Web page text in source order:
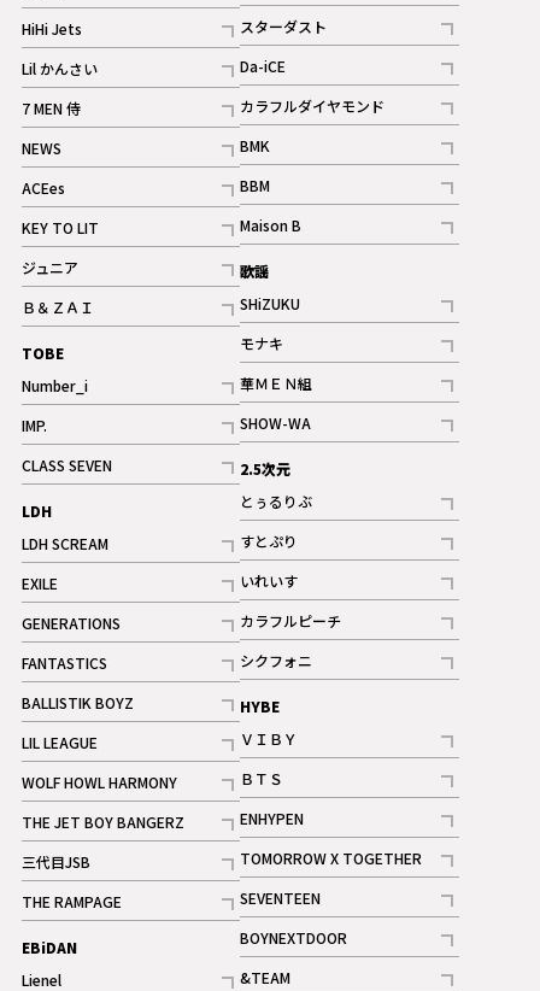
記事
HiHi Jets
記事
Lil かんさい
記事
7 MEN 侍
記事
NEWS
記事
ACEes
記事
KEY TO LIT
記事
ジュニア
記事
Ｂ＆ＺＡＩ
記事
TOBE
Number_i
記事
IMP.
記事
CLASS SEVEN
記事
LDH
LDH SCREAM
記事
EXILE
記事
GENERATIONS
記事
FANTASTICS
記事
BALLISTIK BOYZ
記事
LIL LEAGUE
記事
WOLF HOWL HARMONY
記事
THE JET BOY BANGERZ
記事
三代目JSB
記事
THE RAMPAGE
記事
ギャラリー
EBiDAN
Lienel
記事
ギャラリー
スターダスト
記事
Da-iCE
記事
カラフルダイヤモンド
記事
BMK
記事
BBM
記事
ギャラリー
Maison B
記事
歌謡
SHiZUKU
記事
モナキ
記事
華ＭＥＮ組
記事
SHOW-WA
記事
2.5次元
とぅるりぶ
記事
すとぷり
記事
ギャラリー
いれいす
記事
ギャラリー
カラフルピーチ
記事
シクフォニ
記事
HYBE
ＶＩＢＹ
記事
ＢＴＳ
記事
ENHYPEN
記事
TOMORROW X TOGETHER
記事
ギャラリー
SEVENTEEN
記事
BOYNEXTDOOR
記事
&TEAM